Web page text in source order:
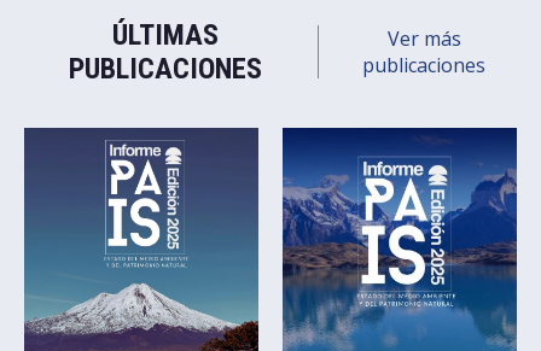
ÚLTIMAS
PUBLICACIONES
Ver más
publicaciones